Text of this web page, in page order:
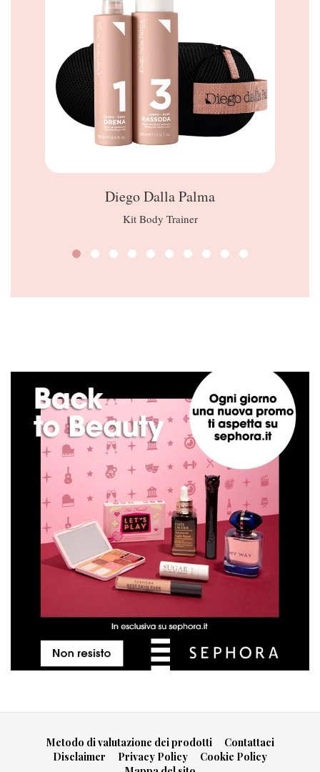
Diego Dalla Palma
Kit Body Trainer
Metodo di valutazione dei prodotti
Contattaci
Disclaimer
Privacy Policy
Cookie Policy